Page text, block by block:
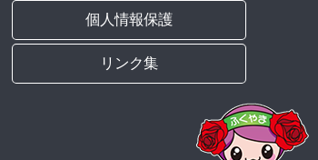
個人情報保護
リンク集